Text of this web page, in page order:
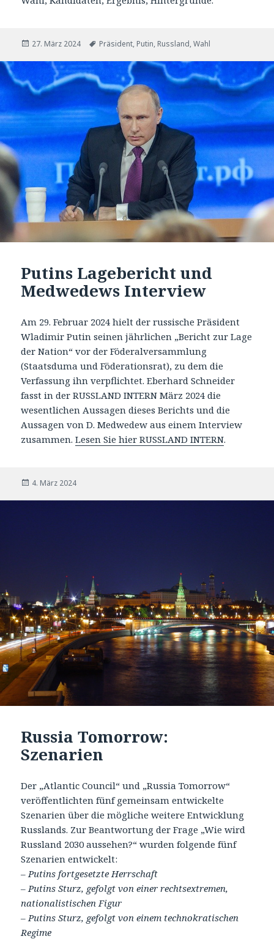
Veröffentlicht
27. März 2024 Tags
Präsident, Putin, Russland,Wahl
Putins Lagebericht und
Medwedews Interview
Am 29. Februar 2024 hielt der russische Präsident
Wladimir Putin seinen jährlichen „Bericht zur Lage
der Nation“ vor der Föderalversammlung
(Staatsduma und Föderationsrat), zu dem die
Verfassung ihn verpflichtet. Eberhard Schneider
fasst in der RUSSLAND INTERN März 2024 die
wesentlichen Aussagen dieses Berichts und die
Aussagen von D. Medwedew aus einem Interview
zusammen.Lesen Sie hier RUSSLAND INTERN.
Veröffentlicht
4. März 2024
Russia Tomorrow:
Szenarien
Der „Atlantic Council“ und „Russia Tomorrow“
veröffentlichten fünf gemeinsam entwickelte
Szenarien über die mögliche weitere Entwicklung
Russlands. Zur Beantwortung der Frage „Wie wird
Russland 2030 aussehen?“ wurden folgende fünf
Szenarien entwickelt:
– Putins fortgesetzte Herrschaft
– Putins Sturz, gefolgt von einer rechtsextremen,
nationalistischen Figur
– Putins Sturz, gefolgt von einem technokratischen
Regime